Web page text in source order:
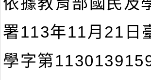
署113年11月21日
學字第